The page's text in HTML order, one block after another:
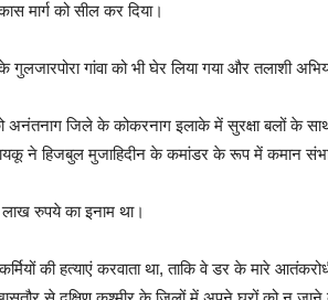
मार्ग को सील कर दिया।
गांवा को भी घेर लिया गया और तलाशी
जिले के कोकरनाग इलाके में सुरक्षा बलों के
ने हिजबुल मुजाहिदीन के कमांडर के रूप में कमान
रुपये का इनाम था।
की हत्याएं करवाता था, ताकि वे डर के मारे